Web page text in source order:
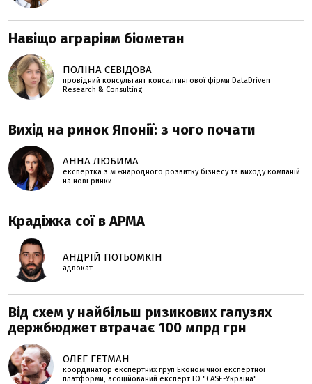
Навіщо аграріям біометан
ПОЛІНА СЕВІДОВА
провідний консультант консалтингової фірми DataDriven
Research & Consulting
Вихід на ринок Японії: з чого почати
АННА ЛЮБИМА
експертка з міжнародного розвитку бізнесу та виходу компаній
на нові ринки
Крадіжка сої в АРМА
АНДРІЙ ПОТЬОМКІН
адвокат
Від схем у найбільш ризикових галузях
держбюджет втрачає 100 млрд грн
ОЛЕГ ГЕТМАН
координатор експертних груп Економічної експертної
платформи, асоційований експерт ГО "CASE-Україна"